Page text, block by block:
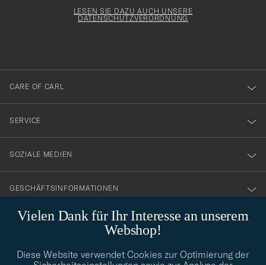
Vielen Dank für Ihr Interesse an unserem
Webshop!
Diese Website verwendet Cookies zur Optimierung der
dig
till
vårt
nyhetsbrev!
LESEN SIE DAZU AUCH UNSERE
DATENSCHUTZVERORDNUNG
CARE OF CARL
SERVICE
SOZIALE MEDIEN
GESCHÄFTSINFORMATIONEN
Benötigen Sie Hilfe bei der Suche nach Ihrem persönlichen Stil?